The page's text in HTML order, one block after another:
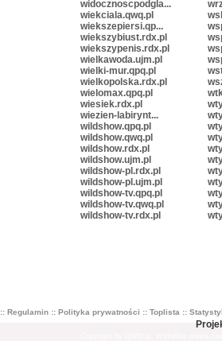
widocznoscpodgla...
wiekciala.qwq.pl
wiekszepiersi.qp...
wiekszybiust.rdx.pl
wiekszypenis.rdx.pl
wielkawoda.ujm.pl
wielki-mur.qpq.pl
wielkopolska.rdx.pl
wielomax.qpq.pl
wiesiek.rdx.pl
wiezien-labirynt...
wildshow.qpq.pl
wildshow.qwq.pl
wildshow.rdx.pl
wildshow.ujm.pl
wildshow-pl.rdx.pl
wildshow-pl.ujm.pl
wildshow-tv.qpq.pl
wildshow-tv.qwq.pl
wildshow-tv.rdx.pl
:: Regulamin :: Polityka prywatności :: Toplista ::